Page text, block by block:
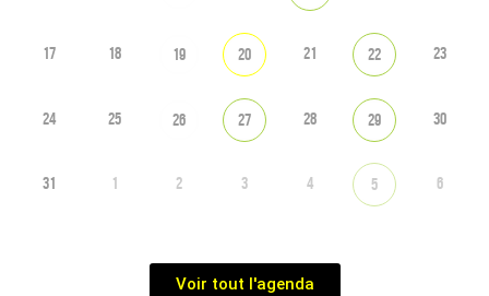
17 18 19 20 21 22 23
24 25 26 27 28 29 30
31 1 2 3 4 5 6
Voir tout l'agenda